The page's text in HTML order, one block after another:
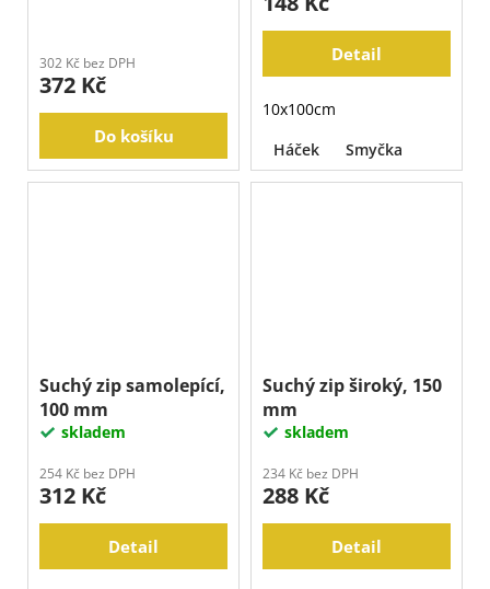
302 Kč bez DPH
372 Kč
Do košíku
Detail
10x100cm
Háček
Smyčka
Suchý zip samolepící,
100 mm
skladem
254 Kč bez DPH
312 Kč
Detail
Suchý zip široký, 150
mm
skladem
234 Kč bez DPH
288 Kč
Detail